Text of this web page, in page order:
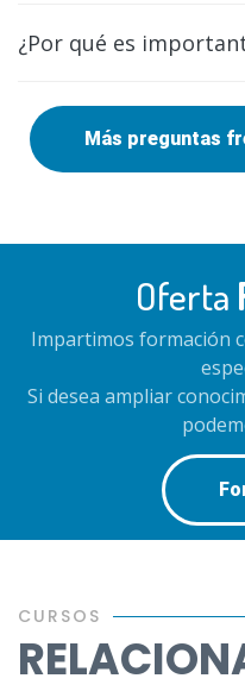
¿Por qué es
Más preguntas
Oferta
Impartimos formación
Si desea ampliar
CURSOS